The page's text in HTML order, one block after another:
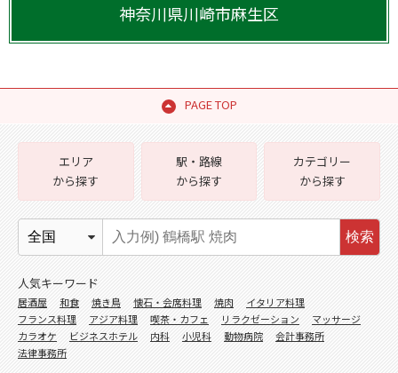
神奈川県川崎市麻生区
PAGE TOP
エリア
から探す
駅・路線
から探す
カテゴリー
から探す
検索
人気キーワード
居酒屋 和食 焼き鳥 懐石・会席料理 焼肉
イタリア料理
フランス料理
アジア料理 喫茶・カフェ リラクゼーション
マッサージ
カラオケ
ビジネスホテル 内科 小児科 動物病院
会計事務所
法律事務所